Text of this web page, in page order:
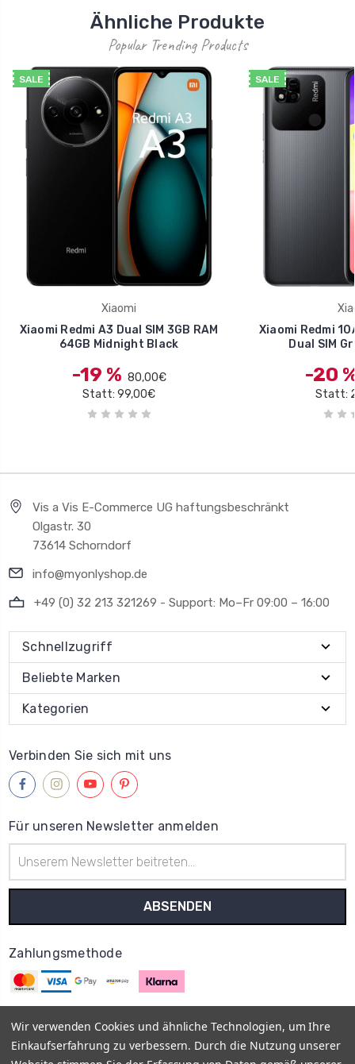
Ähnliche Produkte
Popular Trending Products
SALE
Xiaomi
Xiaomi Redmi A3 Dual SIM 3GB RAM
64GB Midnight Black
-19 % 80,00€
Statt: 99,00€
SALE
Xiaomi Redmi
Dual SIM
-20
Statt:
Vis a Vis E-Commerce UG haftungsbeschränkt
Olgastr. 30
73614 Schorndorf
info@myonlyshop.de
+49 (0) 32 213 321269 - Support: Mo–Fr 09:00 – 16:00
Schnellzugriff
Beliebte Marken
Kategorien
Verbinden Sie sich mit uns
Für unseren Newsletter anmelden
Mail-
Adresse
Zahlungsmethode
© 2013–2026 MyOnlyShop Vis a Vis E-Commerce UG Impressum
Wir verwenden Cookies und ähnliche Technologien, um Ihre
Einkaufserfahrung zu verbessern. Durch die Nutzung unserer